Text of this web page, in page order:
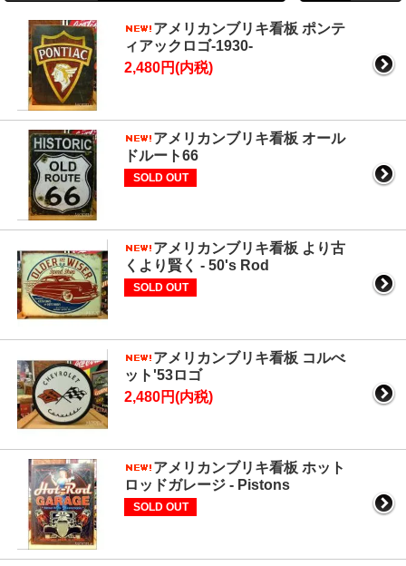
アメリカンブリキ看板 ポンテ
ィアックロゴ-1930-
2,480円(内税)
アメリカンブリキ看板 オール
ドルート66
SOLD OUT
アメリカンブリキ看板 より古
くより賢く - 50's Rod
SOLD OUT
アメリカンブリキ看板 コルべ
ット'53ロゴ
2,480円(内税)
アメリカンブリキ看板 ホット
ロッドガレージ - Pistons
SOLD OUT